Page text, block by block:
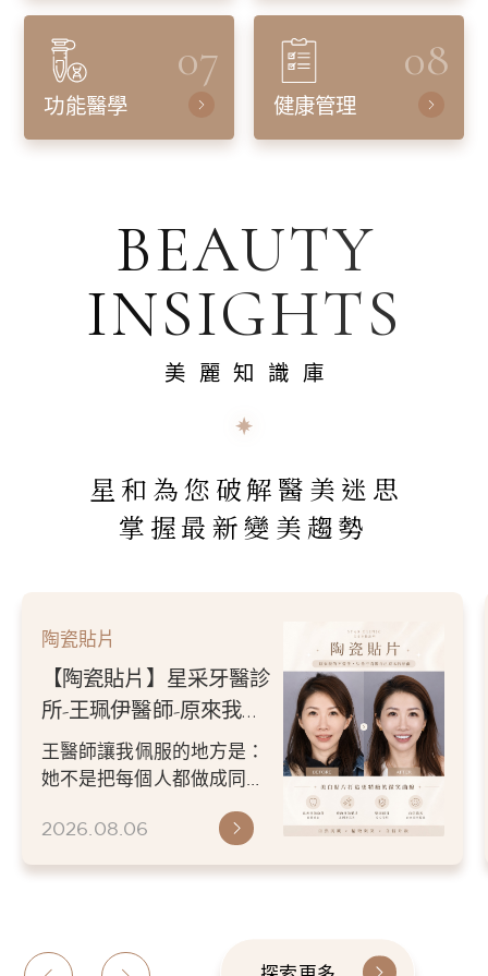
07
功能醫學
08
健康管理
BEAUTY
INSIGHTS
美麗知識庫
星和為您破解醫美迷思
掌握最新變美趨勢
陶瓷貼片
【陶瓷貼片】星采牙醫診
所-王珮伊醫師-原來我的
不愛笑，只是不喜歡自己
原本的牙齒
王醫師讓我佩服的地方是：
她不是把每個人都做成同一
更適合自己的樣子。 現...
2026.08.06